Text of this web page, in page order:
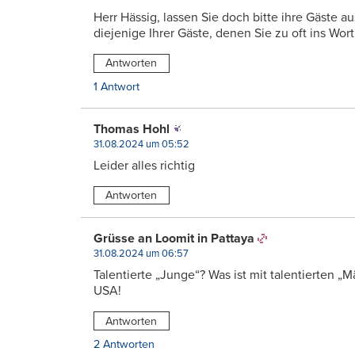
Herr Hässig, lassen Sie doch bitte ihre Gäste
diejenige Ihrer Gäste, denen Sie zu oft ins
Antworten
1 Antwort
Thomas Hohl
31.08.2024 um 05:52
Leider alles richtig
Antworten
Grüsse an Loomit in Pattaya
31.08.2024 um 06:57
Talentierte „Junge“? Was ist mit talentierten
USA!
Antworten
2 Antworten